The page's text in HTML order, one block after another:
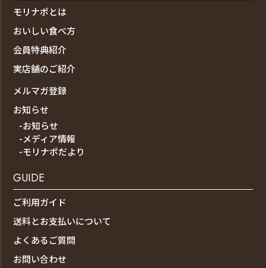
モリナポとは
おいしい食べ方
会員特典紹介
実店舗のご紹介
メルマガ登録
お知らせ
-お知らせ
-メディア情報
-モリナポだより
GUIDE
ご利用ガイド
送料とお支払いについて
よくあるご質問
お問い合わせ